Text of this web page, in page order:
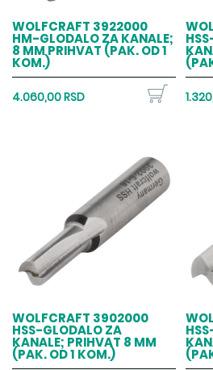
WOLFCRAFT 3922000
HM-GLODALO ZA KANALE;
8 MM PRIHVAT (PAK. OD 1
KOM.)
4.060,00 RSD
WOLFCRAFT 3902000
HSS-GLODALO ZA
KANALE; PRIHVAT 8 MM
(PAK. OD 1 KOM.)